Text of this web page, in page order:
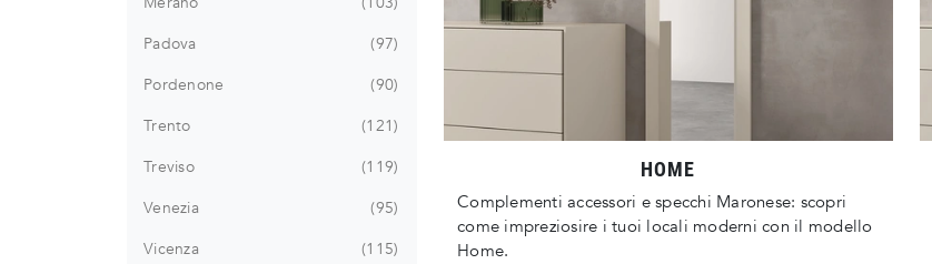
HOME
Complementi accessori e specchi Maronese: scopri
come impreziosire i tuoi locali moderni con il modello
Home.
Padova
97
Pordenone
90
Trento
121
Treviso
119
Venezia
95
Vicenza
115